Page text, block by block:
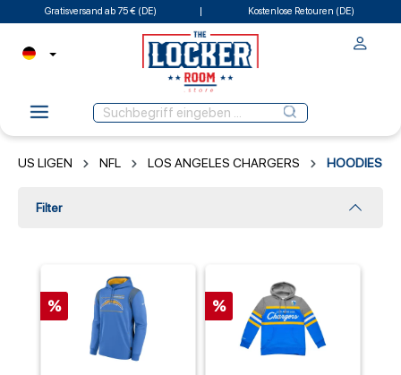
Gratisversand ab 75 € (DE) Kostenlose Retouren (DE)
US LIGEN NFL LOS ANGELES CHARGERS HOODIES
Filter
% %